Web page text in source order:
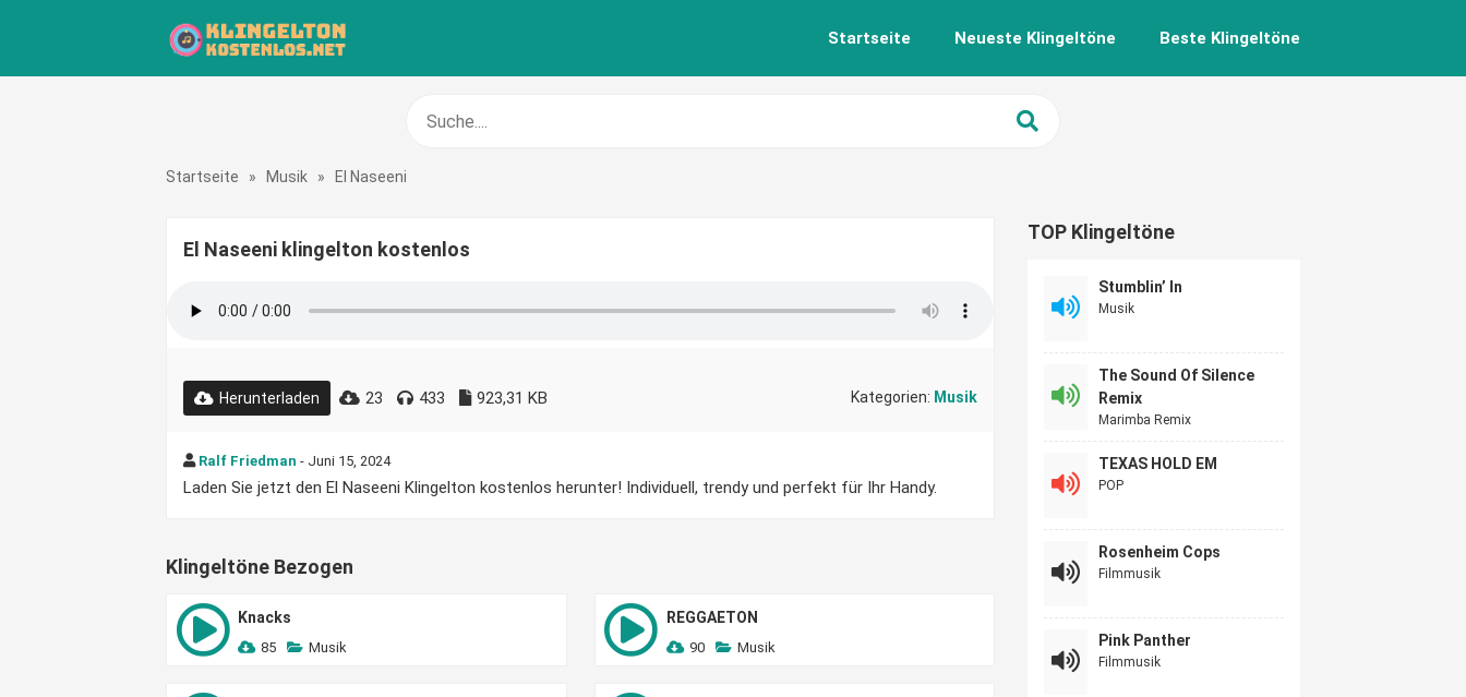
Startseite Neueste Klingeltöne Beste Klingeltöne
Startseite » Musik » El Naseeni
El Naseeni klingelton kostenlos
Herunterladen 23 433 923,31 KB Kategorien: Musik
Ralf Friedman - Juni 15, 2024
Laden Sie jetzt den El Naseeni Klingelton kostenlos herunter! Individuell, trendy und perfekt für Ihr Handy.
Klingeltöne Bezogen
Knacks
85 Musik
REGGAETON
90 Musik
TOP Klingeltöne
Stumblin’ In
Musik
The Sound Of Silence
Remix
Marimba Remix
TEXAS HOLD EM
POP
Rosenheim Cops
Filmmusik
Pink Panther
Filmmusik